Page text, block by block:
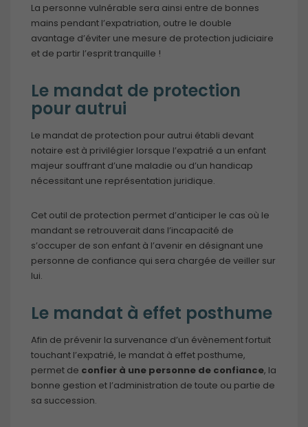
La personne vulnérable sera ainsi entre de bonnes
mains pendant l’expatriation, outre le double
avantage d’éviter une mesure de protection judiciaire
et de partir l’esprit tranquille !
Le mandat de protection
pour autrui
Le mandat de protection pour autrui établi devant
notaire est à privilégier lorsque l’expatrié a un enfant
majeur souffrant d’une maladie ou d’un handicap
nécessitant une représentation juridique.
Cet outil de protection permet d’anticiper le cas où le
mandant se retrouverait dans l’incapacité de
s’occuper de son enfant à l’avenir en désignant une
personne de confiance qui sera chargée de veiller sur
lui.
Le mandat à effet posthume
Afin de prévenir la survenance d’un évènement fortuit
touchant l’expatrié, le mandat à effet posthume,
permet de confier à une personne de confiance, la
bonne gestion et l’administration de toute ou partie de
sa succession.
bon
fonctionnement
du site.
Analytiques
pour améliorer
fonctionnalités
du site internet
ainsi que sa
analysent
comment le
site internet est
de
Ces cookies
sont utilisés
pour rendre
le site le plus